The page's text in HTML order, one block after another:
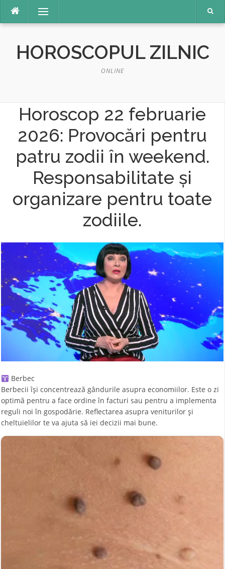
conținut
Meniu
HOROSCOPUL ZILNIC
ONLINE
Horoscop 22 februarie
2026: Provocări pentru
patru zodii în weekend.
Responsabilitate și
organizare pentru toate
zodiile.
Berbec
Berbecii își concentrează gândurile asupra economiilor. Este o zi
optimă pentru a face ordine în facturi sau pentru a implementa
reguli noi în gospodărie. Reflectarea asupra veniturilor și
cheltuielilor te va ajuta să iei decizii mai bune.